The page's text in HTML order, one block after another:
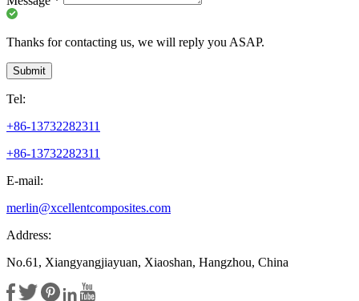
Thanks for contacting us, we will reply you ASAP.
Submit
Tel:
+86-13732282311
+86-13732282311
E-mail:
merlin@xcellentcomposites.com
Address:
No.61, Xiangyangjiayuan, Xiaoshan, Hangzhou, China